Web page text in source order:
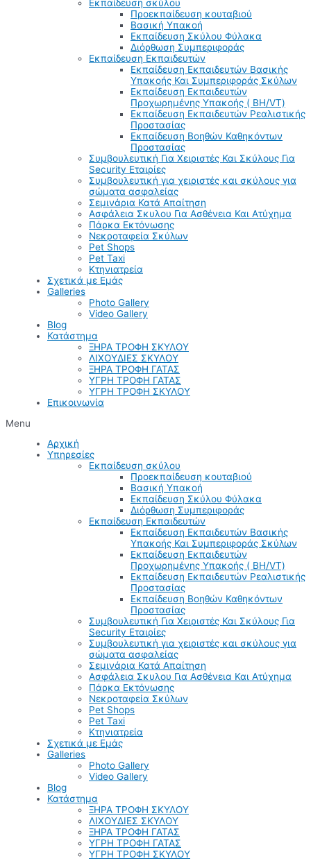
Εκπαίδευση σκύλου
Προεκπαίδευση κουταβιού
Βασική Υπακοή
Εκπαίδευση Σκύλου Φύλακα
Διόρθωση Συμπεριφοράς
Εκπαίδευση Εκπαιδευτών
Εκπαίδευση Εκπαιδευτών Βασικής
Υπακοής Και Συμπεριφοράς Σκύλων
Εκπαίδευση Εκπαιδευτών
Προχωρημένης Υπακοής ( BH/VT)
Εκπαίδευση Εκπαιδευτών Ρεαλιστικής
Προστασίας
Εκπαίδευση Βοηθών Καθηκόντων
Προστασίας
Συμβουλευτική Για Χειριστές Και Σκύλους Για
Security Εταιρίες
Συμβουλευτική για χειριστές και σκύλους για
σώματα ασφαλείας
Σεμινάρια Κατά Απαίτηση
Ασφάλεια Σκυλου Για Ασθένεια Και Ατύχημα
Πάρκα Εκτόνωσης
Νεκροταφεία Σκύλων
Pet Shops
Pet Taxi
Κτηνιατρεία
Σχετικά με Εμάς
Galleries
Photo Gallery
Video Gallery
Blog
Κατάστημα
ΞΗΡΑ ΤΡΟΦΗ ΣΚΥΛΟΥ
ΛΙΧΟΥΔΙΕΣ ΣΚΥΛΟΥ
ΞΗΡΑ ΤΡΟΦΗ ΓΑΤΑΣ
ΥΓΡΗ ΤΡΟΦΗ ΓΑΤΑΣ
ΥΓΡΗ ΤΡΟΦΗ ΣΚΥΛΟΥ
Επικοινωνία
Menu
Αρχική
Υπηρεσίες
Εκπαίδευση σκύλου
Προεκπαίδευση κουταβιού
Βασική Υπακοή
Εκπαίδευση Σκύλου Φύλακα
Διόρθωση Συμπεριφοράς
Εκπαίδευση Εκπαιδευτών
Εκπαίδευση Εκπαιδευτών Βασικής
Υπακοής Και Συμπεριφοράς Σκύλων
Εκπαίδευση Εκπαιδευτών
Προχωρημένης Υπακοής ( BH/VT)
Εκπαίδευση Εκπαιδευτών Ρεαλιστικής
Προστασίας
Εκπαίδευση Βοηθών Καθηκόντων
Προστασίας
Συμβουλευτική Για Χειριστές Και Σκύλους Για
Security Εταιρίες
Συμβουλευτική για χειριστές και σκύλους για
σώματα ασφαλείας
Σεμινάρια Κατά Απαίτηση
Ασφάλεια Σκυλου Για Ασθένεια Και Ατύχημα
Πάρκα Εκτόνωσης
Νεκροταφεία Σκύλων
Pet Shops
Pet Taxi
Κτηνιατρεία
Σχετικά με Εμάς
Galleries
Photo Gallery
Video Gallery
Blog
Κατάστημα
ΞΗΡΑ ΤΡΟΦΗ ΣΚΥΛΟΥ
ΛΙΧΟΥΔΙΕΣ ΣΚΥΛΟΥ
ΞΗΡΑ ΤΡΟΦΗ ΓΑΤΑΣ
ΥΓΡΗ ΤΡΟΦΗ ΓΑΤΑΣ
ΥΓΡΗ ΤΡΟΦΗ ΣΚΥΛΟΥ